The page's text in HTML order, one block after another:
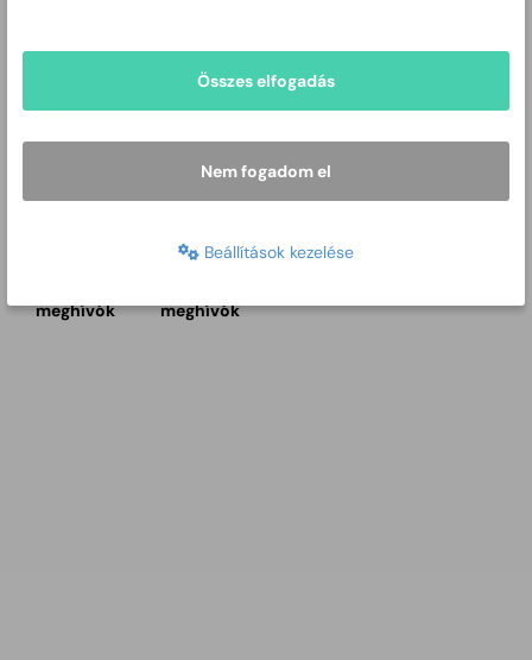
meghívók
meghívók
meghívók
meghívók
meghívók
2023. évi
meghívók
Összes elfogadás
Nem fogadom el
Beállítások kezelése